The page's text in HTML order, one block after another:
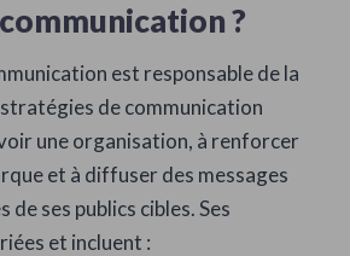
?
est responsable de la
stratégies de communication
une organisation, à renforcer
et à diffuser des messages
ses publics cibles. Ses
et incluent :